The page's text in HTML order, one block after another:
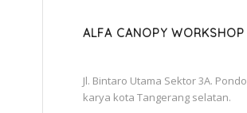
ALFA CANOPY WORKSHOP
Jl. Bintaro Utama Sektor 3A.
karya kota Tangerang selatan.